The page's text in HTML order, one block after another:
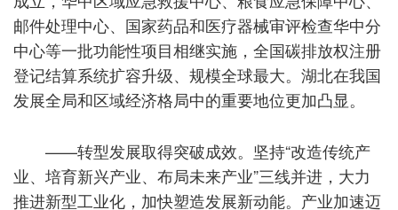
邮件处理中心、国家药品和医疗器械审评检查华中分
中心等一批功能性项目相继实施，全国碳排放权注册
登记结算系统扩容升级、规模全球最大。湖北在我国
发展全局和区域经济格局中的重要地位更加凸显。
——转型发展取得突破成效。坚持“改造传统产
业、培育新兴产业、布局未来产业”三线并进，大力
推进新型工业化，加快塑造发展新动能。产业加速迈